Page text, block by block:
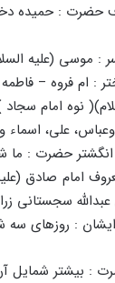
حضرت : حمیده
: موسی (علیه
: ام فروه –
نوه امام
علی، اسماء
حضرت : ما شاء
امام صادق
سجستانی
ایشان : روزهای سه
: بیشتر شمایل آن